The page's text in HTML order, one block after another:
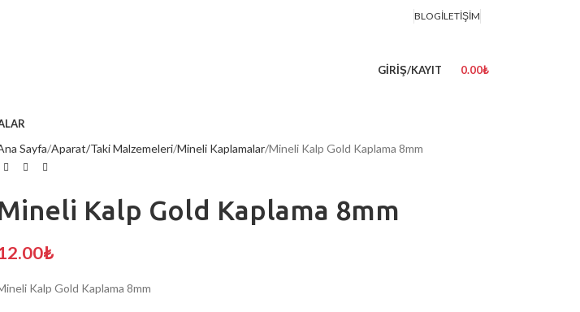
BLOGİLETIŞIM
GIRIŞ/KAYIT 0.00₺
Sayfa Aparat/Taki Malzemeleri Mineli Kaplamalar Mineli Kalp Gold Kaplama 8mm
Kalp Gold Kaplama 8mm
₺
Kalp Gold Kaplama 8mm